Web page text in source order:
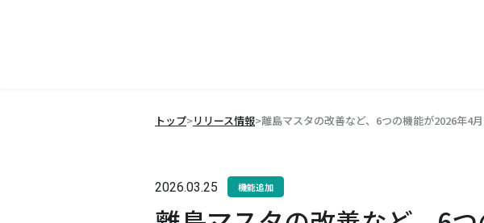
トップ>リリース情報>離島マスタの改善など、6つの機能が2026年4
2026.03.25 機能追加